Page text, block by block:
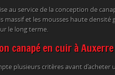
au service de la conception de
massif et les mousses haute densité
le long terme.
canapé en cuir à Auxerre
plusieurs critères avant d’acheter